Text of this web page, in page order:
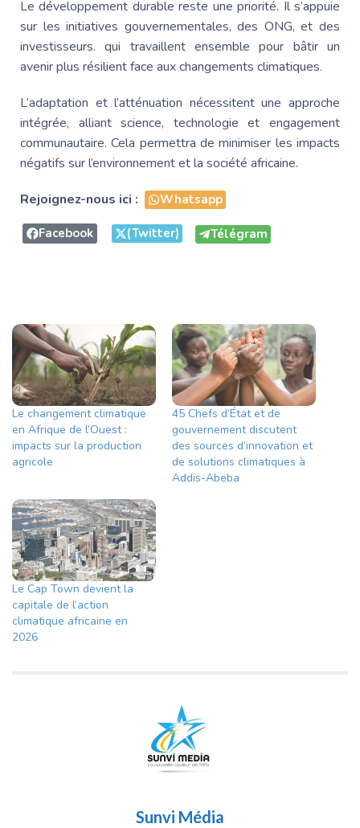
Le développement durable reste une priorité. Il s’appuie
sur les initiatives gouvernementales, des ONG, et des
investisseurs. qui travaillent ensemble pour bâtir un
avenir plus résilient face aux changements climatiques.
L’adaptation et l’atténuation nécessitent une approche
intégrée, alliant science, technologie et engagement
communautaire. Cela permettra de minimiser les impacts
négatifs sur l’environnement et la société africaine.
Rejoignez-nous ici : Whatsapp
Facebook (Twitter) Télégram
Le changement climatique
en Afrique de l’Ouest :
impacts sur la production
agricole
45 Chefs d’État et de
gouvernement discutent
des sources d’innovation et
de solutions climatiques à
Addis-Abeba
Le Cap Town devient la
capitale de l’action
climatique africaine en
2026
Sunvi Média